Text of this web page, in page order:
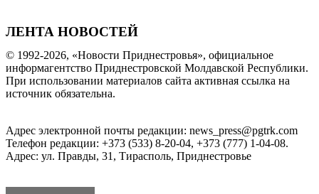
ЛЕНТА НОВОСТЕЙ
© 1992-2026, «Новости Приднестровья», официальное
информагентство Приднестровской Молдавской Республики.
При использовании материалов сайта активная ссылка на
источник обязательна.
Адрес электронной почты редакции: news_press@pgtrk.com
Телефон редакции: +373 (533) 8-20-04, +373 (777) 1-04-08.
Адрес: ул. Правды, 31, Тирасполь, Приднестровье